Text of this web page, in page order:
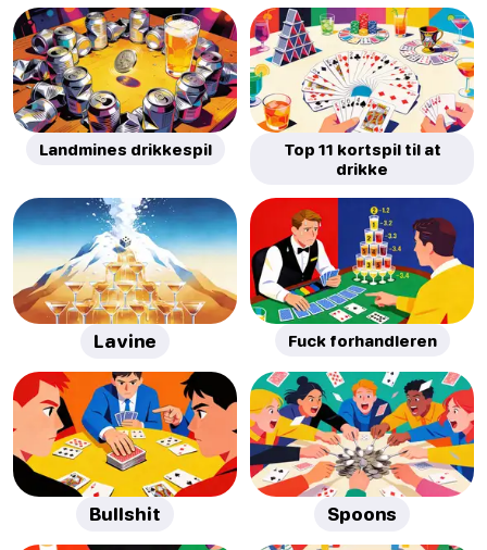
Landmines drikkespil
Top 11 kortspil til at
drikke
Lavine Fuck forhandleren
Bullshit Spoons